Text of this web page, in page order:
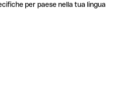
per paese nella tua lingua